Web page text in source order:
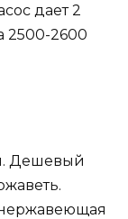
дает 2
2500-2600
Дешевый